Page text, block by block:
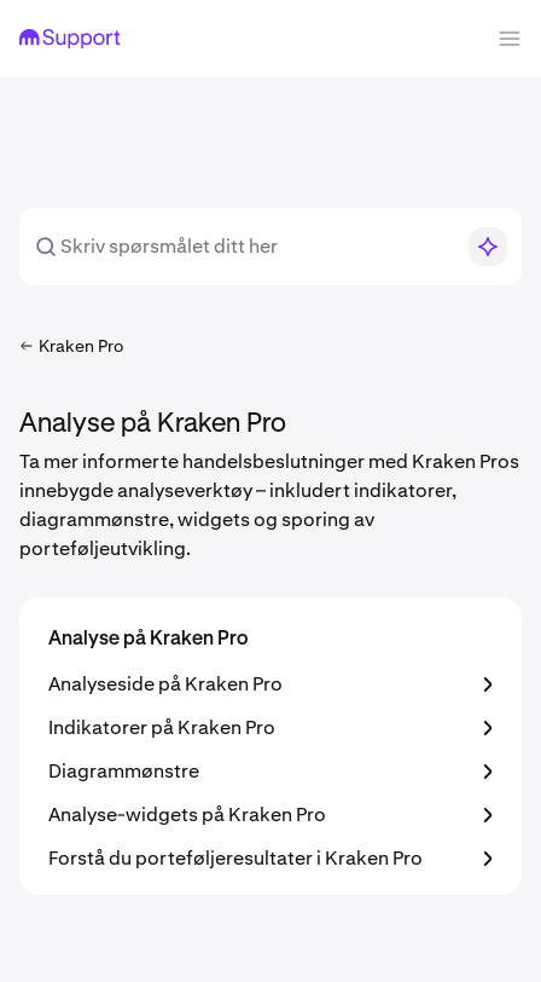
Kraken Pro
Analyse på Kraken Pro
Ta mer informerte handelsbeslutninger med Kraken Pros
innebygde analyseverktøy – inkludert indikatorer,
diagrammønstre, widgets og sporing av
porteføljeutvikling.
Analyse på Kraken Pro
Analyseside på Kraken Pro
Indikatorer på Kraken Pro
Diagrammønstre
Analyse-widgets på Kraken Pro
Forstå du porteføljeresultater i Kraken Pro